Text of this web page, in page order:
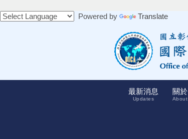
到
Powered by
Translate
最新消息
Updates
關於
About